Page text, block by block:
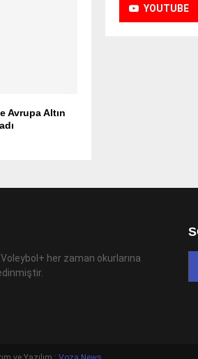
Avrupa Altın
YOUTUBE
her zaman okurlarına